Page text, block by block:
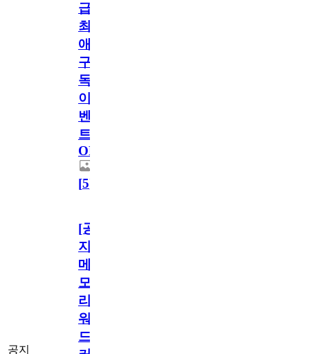
급!
최
애
구
독
이
벤
트
OPEN!
[5]
공지
[공
지]
메
모
리
워
드